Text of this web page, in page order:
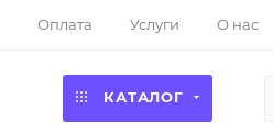
Оплата Услуги О нас
КАТАЛОГ